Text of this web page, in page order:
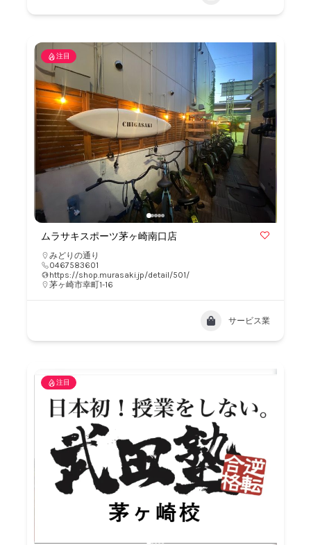
注目
ムラサキスポーツ茅ヶ崎南口店
みどりの通り
0467583601
https://shop.murasaki.jp/detail/501/
茅ヶ崎市幸町1-16
サービス業
注目